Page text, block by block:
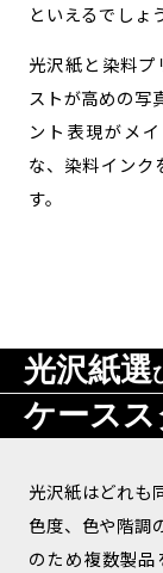
といえるでしょ
光沢紙と染料
ストが高めの写
ント表現がメ
な、染料イン
す。
光沢紙選
ケースス
光沢紙はどれも
色度、色や階調
のため複数製